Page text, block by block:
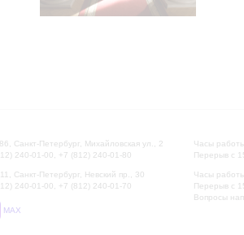
Санкт-Петербург, Михайловская ул., 2
240-01-00, +7 (812) 240-01-80
Санкт-Петербург, Невский пр., 30
240-01-00, +7 (812) 240-01-70
MAX
Часы
Перерыв с
Часы
Перерыв с
Вопросы